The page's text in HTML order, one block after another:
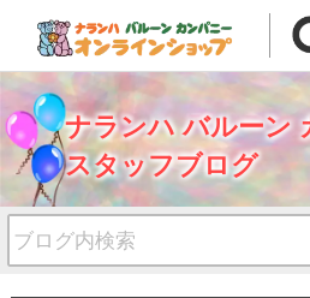
ナランハ バルーン
スタッフブログ